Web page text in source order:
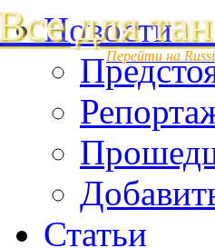
для
Перейти на
Новости
Статьи